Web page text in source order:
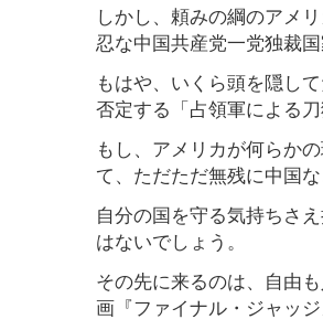
しかし、頼みの綱のアメ
忍な中国共産党一党独裁
もはや、いくら頭を隠し
否定する「占領軍による
もし、アメリカが何らか
て、ただただ無残に中国
自分の国を守る気持ちさ
はないでしょう。
その先に来るのは、自由
画『ファイナル・ジャッ